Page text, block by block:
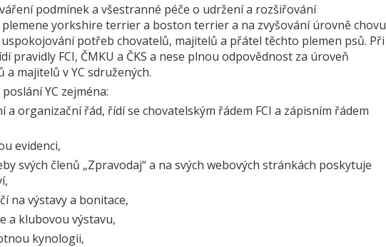
podmínek a všestranné péče o udržení a rozšiřování
yorkshire terrier a boston terrier a na zvyšování úrovně chovu
potřeb chovatelů, majitelů a přátel těchto plemen psů. Při
pravidly FCI, ČMKU a ČKS a nese plnou odpovědnost za úroveň
majitelů v YC sdružených.
YC zejména:
a organizační řád, řídí se chovatelským řádem FCI a zápisním řádem
evidenci,
svých členů „Zpravodaj“ a na svých webových stránkách poskytuje
na výstavy a bonitace,
a klubovou výstavu,
kynologii,